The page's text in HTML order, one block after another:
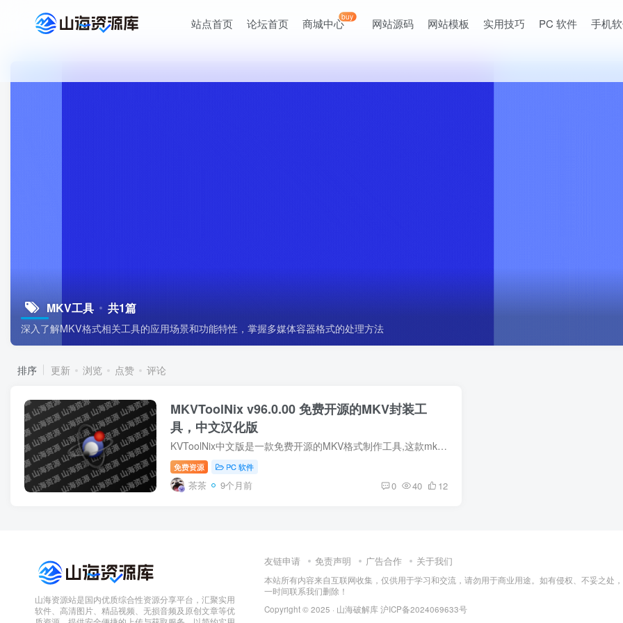
站点首页 论坛首页 商城中心buy 网站源码 网站模板 实用技巧 PC 软件 手机
MKV工具 共1篇
深入了解MKV格式相关工具的应用场景和功能特性，掌握多媒体容器格式的处理方法
排序 更新 浏览 点赞 评论
MKVToolNix v96.0.00 免费开源的MKV封装工
具，中文汉化版
KVToolNix中文版是一款免费开源的MKV格式制作工具,这款mkv封装工具能将各种视频,音频,字幕等封装成mkv格式,MKV视频合成器工具可以查看,创建,拆分,编辑,复用,混流,合并,提取mkv(Matroska)文件.
免费资源 PC 软件
茶茶 9个月前 0 40 12
山海资源站是国内优质综合性资源分享平台，汇聚实用
软件、高清图片、精品视频、无损音频及原创文章等优
友链申请 免责声明 广告合作 关于我们
本站所有内容来自互联网收集，仅供用于学习和交流，请勿用于商业用途。如有侵权、不妥之处
一时间联系我们删除！
Copyright © 2025 · 山海破解库沪ICP备2024069633号